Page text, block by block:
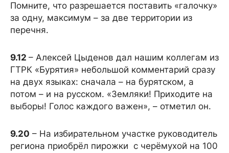
Помните, что разрешается поставить «галочку»
за одну, максимум – за две территории из
перечня.
9.12 – Алексей Цыденов дал нашим коллегам из
ГТРК «Бурятия» небольшой комментарий сразу
на двух языках: сначала – на бурятском, а
потом – и на русском. «Земляки! Приходите на
выборы! Голос каждого важен», – отметил он.
9.20 – На избирательном участке руководитель
региона приобрёл пирожки с черёмухой на 100